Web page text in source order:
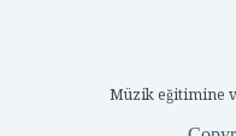
Müzik eğitimine